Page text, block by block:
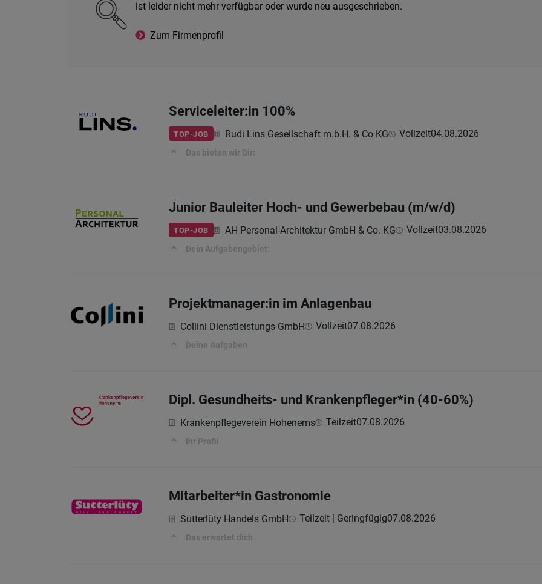
ist leider nicht mehr verfügbar oder wurde neu ausgeschrieben.
Zum Firmenprofil
Serviceleiter:in 100%
TOP-JOB Rudi Lins Gesellschaft m.b.H. & Co KG Vollzeit04.08.2026
Das bieten wir Dir:
Junior Bauleiter Hoch- und Gewerbebau (m/w/d)
TOP-JOB AH Personal-Architektur GmbH & Co. KG Vollzeit03.08.2026
Dein Aufgabengebiet:
Projektmanager:in im Anlagenbau
Collini Dienstleistungs GmbH Vollzeit07.08.2026
Deine Aufgaben
Dipl. Gesundheits- und Krankenpfleger*in (40-60%)
Krankenpflegeverein Hohenems Teilzeit07.08.2026
Ihr Profil
Mitarbeiter*in Gastronomie
Sutterlüty Handels GmbH Teilzeit | Geringfügig07.08.2026
Das erwartet dich